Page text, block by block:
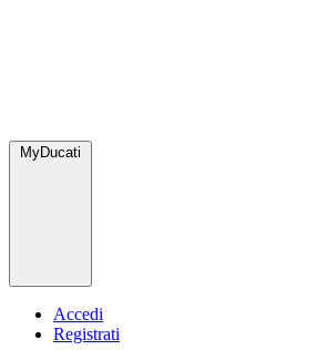
MyDucati
Accedi
Registrati